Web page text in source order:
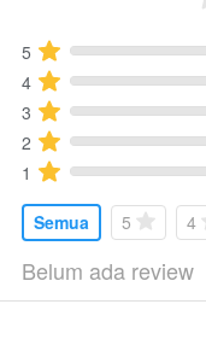
5
4
3
2
1
Semua 5 4
Belum ada review